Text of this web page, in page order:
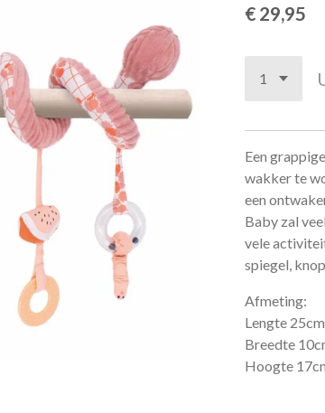
€ 29,95
Een
wakker te
een
Baby zal
vele
spiegel,
Afmeting:
Lengte 25cm
Breedte
Hoogte